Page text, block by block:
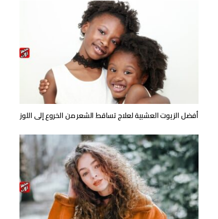
أفضل الزيوت العشبية لعلاج تساقط الشعر من الخروع إلى اللوز